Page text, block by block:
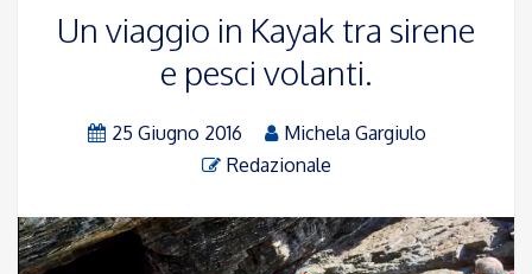
Un viaggio in Kayak tra sirene
e pesci volanti.
25 Giugno 2016
Michela Gargiulo
Redazionale